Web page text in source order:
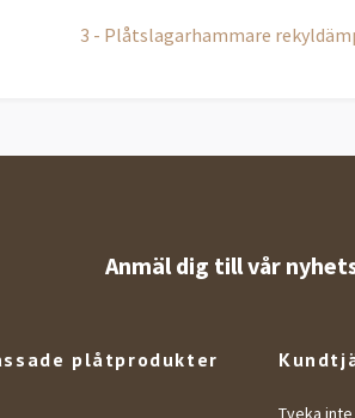
3 - Plåtslagarhammare
Anmäl dig till vår
plåtprodukter
Tveka